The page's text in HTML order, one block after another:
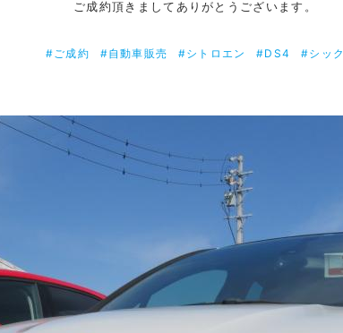
ご成約頂きましてありがとうございます。
#ご成約 #自動車販売 #シトロエン #DS4 #シック